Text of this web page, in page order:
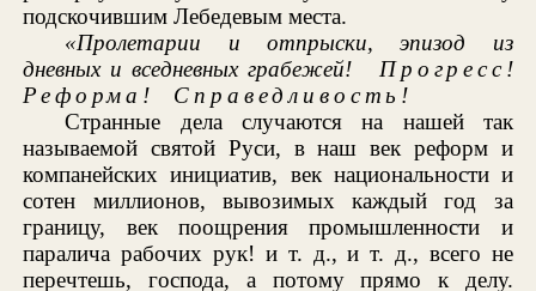
подскочившим Лебедевым места.
«Пролетарии и отпрыски, эпизод из
дневных и вседневных грабежей!
Прогресс!
Реформа ! Справедливость !
Странные дела случаются на нашей так
называемой святой Руси, в наш век реформ и
компанейских инициатив, век национальности и
сотен миллионов, вывозимых каждый год за
границу, век поощрения промышленности и
паралича рабочих рук! и т. д., и т. д., всего не
перечтешь, господа, а потому прямо к делу.